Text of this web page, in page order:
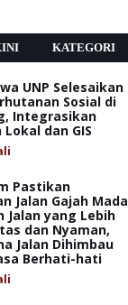
KATEGORI
UNP Selesaikan
Sosial di
Integrasikan
dan GIS
Pastikan
Jalan Gajah Mada
Jalan yang Lebih
dan Nyaman,
Jalan Dihimbau
Berhati-hati